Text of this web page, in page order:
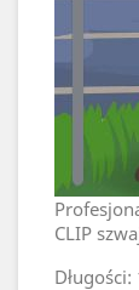
CLIP